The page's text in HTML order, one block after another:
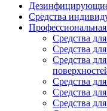
Дезинфицирующие
Средства
Средства
Средства
Средства
Средства
Средства
Средства